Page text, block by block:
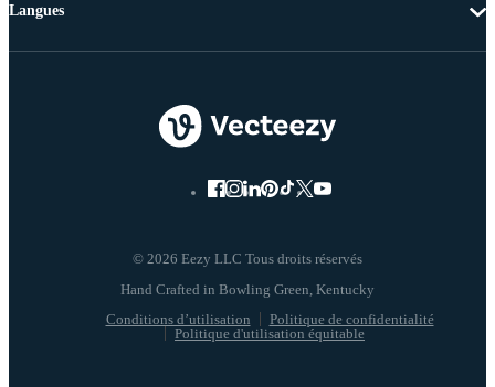
© 2026 Eezy LLC Tous droits réservés
Conditions d’utilisation
Politique de confidentialité
Politique d'utilisation équitable
Langues